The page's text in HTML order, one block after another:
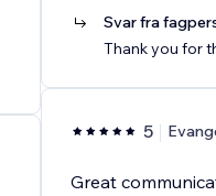
Svar fra
Thank you for
5
Great